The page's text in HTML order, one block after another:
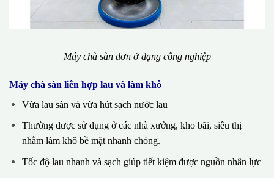
Máy chà sàn đơn ở dạng công nghiệp
Máy chà sàn liên hợp lau và làm khô
Vừa lau sàn và vừa hút sạch nước lau
Thường được sử dụng ở các nhà xưởng, kho bãi, siêu thị
nhằm làm khô bề mặt nhanh chóng.
Tốc độ lau nhanh và sạch giúp tiết kiệm được nguồn nhân lực